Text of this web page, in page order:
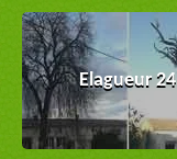
Elagueur 24